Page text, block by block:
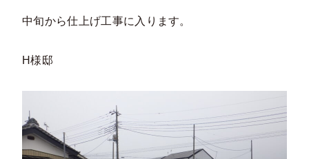
中旬から仕上げ工事に入ります。
H様邸